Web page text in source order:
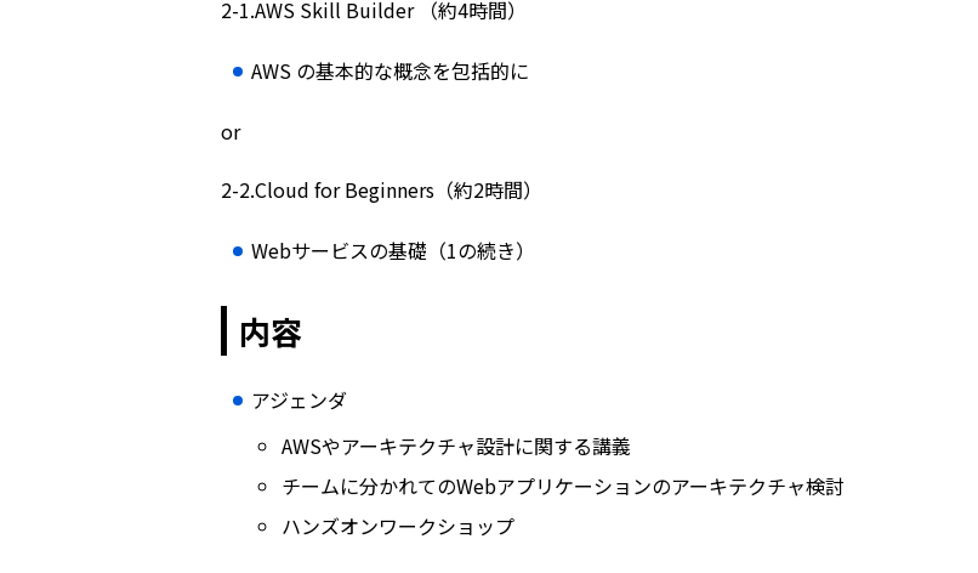
2-1.AWS Skill Builder （約4時間）
AWS の基本的な概念を包括的に
or
2-2.Cloud for Beginners（約2時間）
Webサービスの基礎（1の続き）
内容
アジェンダ
AWSやアーキテクチャ設計に関する講義
チームに分かれてのWebアプリケーションのアーキテクチャ検討
ハンズオンワークショップ